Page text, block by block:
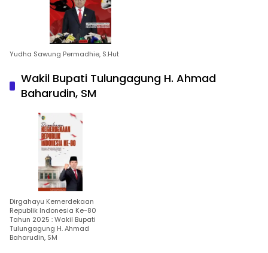
Yudha Sawung Permadhie, S.Hut
Wakil Bupati Tulungagung H. Ahmad
Baharudin, SM
Dirgahayu Kemerdekaan
Republik Indonesia Ke-80
Tahun 2025 : Wakil Bupati
Tulungagung H. Ahmad
Baharudin, SM